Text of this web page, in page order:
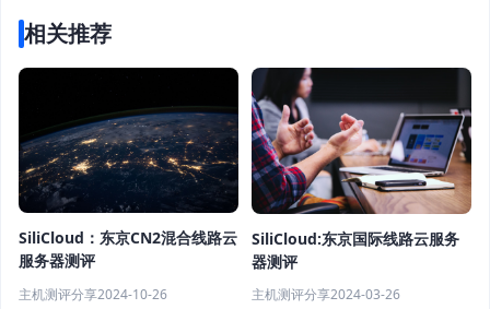
相关推荐
SiliCloud：东京CN2混合线路云
服务器测评
主机测评分享2024-10-26
SiliCloud:东京国际线路云服务
器测评
主机测评分享2024-03-26